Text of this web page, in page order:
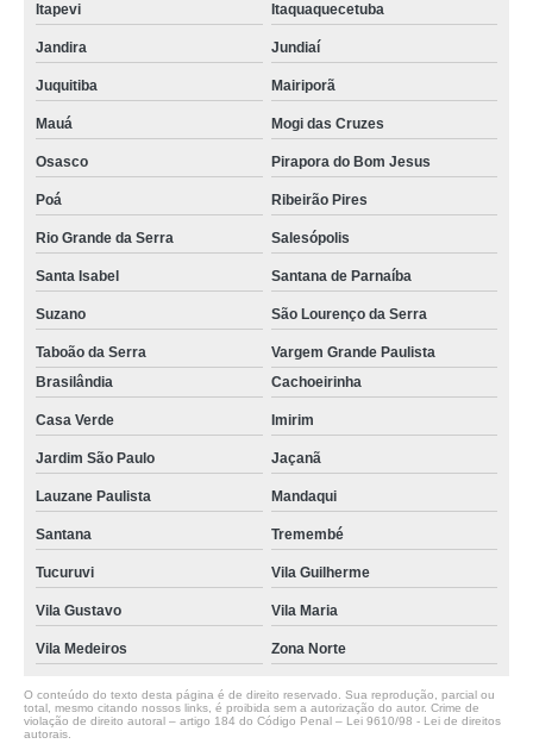
Itapevi Itaquaquecetuba
Jandira Jundiaí
Juquitiba Mairiporã
Mauá Mogi das Cruzes
Osasco Pirapora do Bom Jesus
Poá Ribeirão Pires
Rio Grande da Serra Salesópolis
Santa Isabel Santana de Parnaíba
Suzano São Lourenço da Serra
Taboão da Serra
Vargem Grande Paulista
Brasilândia
Cachoeirinha
Casa Verde Imirim
Jardim São Paulo Jaçanã
Lauzane Paulista Mandaqui
Santana Tremembé
Tucuruvi Vila Guilherme
Vila Gustavo Vila Maria
Vila Medeiros Zona Norte
O conteúdo do texto desta página é de direito reservado. Sua reprodução, parcial ou
total, mesmo citando nossos links, é proibida sem a autorização do autor. Crime de
violação de direito autoral – artigo 184 do Código Penal – Lei 9610/98 - Lei de direitos
autorais